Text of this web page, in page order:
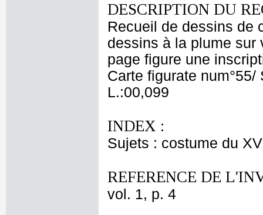
DESCRIPTION DU
Recueil de dessins de
dessins à la plume sur
page figure une
Carte figurate
L.:00,099
INDEX :
Sujets : costume du
REFERENCE DE
vol. 1, p. 4